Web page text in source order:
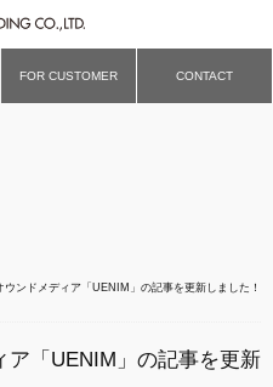
FOR CUSTOMER CONTACT
ウンドメディア「UENIM」の記事を更新しました！
ア「UENIM」の記事を更新